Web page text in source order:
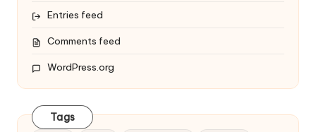
Entries feed
Comments feed
WordPress.org
Tags